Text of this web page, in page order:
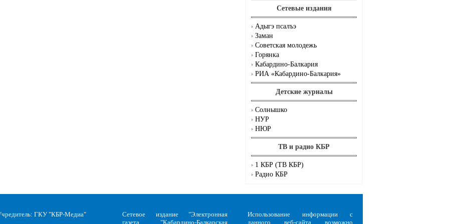
Сетевые издания
Адыгэ псалъэ
Заман
Советская молодежь
Горянка
Кабардино-Балкария
РИА «Кабардино-Балкария»
Детские журналы
Солнышко
НУР
НЮР
ТВ и радио КБР
1 КБР (ТВ КБР)
Радио КБР
ГКУ "КБР-Медиа"
Сетевое издание "Электронная
газета "Кабардино-Балкарская
Использование информации с
данного веб-сайта возможно